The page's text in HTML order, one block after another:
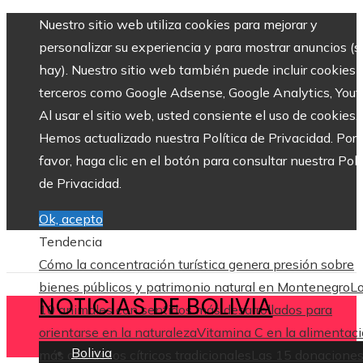
Nuestro sitio web utiliza cookies para mejorar y
personalizar su experiencia y para mostrar anuncios
hay). Nuestro sitio web también puede incluir cookies
terceros como Google Adsense, Google Analytics,
Al usar el sitio web, usted consiente el uso de cookies.
Hemos actualizado nuestra Política de Privacidad. Por
favor, haga clic en el botón para consultar nuestra
de Privacidad.
Ok, acepto
Tendencia
Cómo la concentración turística genera presión sobre
bienes públicos y patrimonio natural en Montenegro
10 animales con sentidos más desarrollados para
orientarse en la naturalezaVitamina C en la
más allá de los cítricos tradicionales
Las 15 donaciones
NOTICIAS DE BOLIVIA
Bolivia